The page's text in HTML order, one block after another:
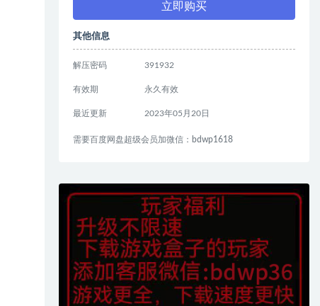
立即购买
其他信息
解压密码 391932
有效期 永久有效
最近更新 2023年05月20日
需要百度网盘超级会员加微信：bdwp1618